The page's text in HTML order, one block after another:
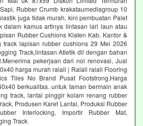
Rubber Crumb krakataumediagroup 10
juga tidak murah, kini pembuatan Palet
dalam kamus artinya lintasan lari laun atau
Rubber Cushions Klaten Kab. Kantor &
track lapisan rubber cushions 29 Mei 2026
Track,lintasan Atletik dll dengan bahan
pekerjaan dari nol renovasi, Jual
harga murah ralali | Ralali ralali Flooring
Tiles No Brand Pusat Footstrong,Harga
berkualitas. untuk taman bermain anak
track, lantai pinggir kolam renang rubber
Produsen Karet Lantai, Produksi Rubber
Interlocking, Importir Rubber Mat,
Track